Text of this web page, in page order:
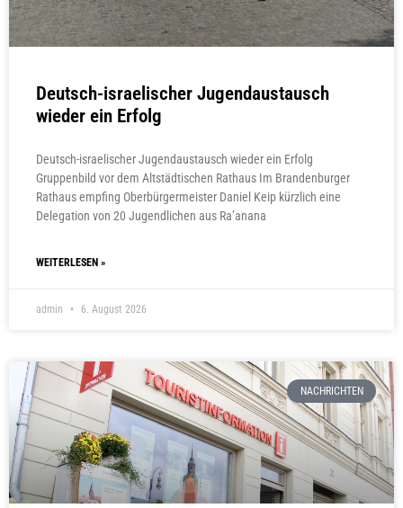
Deutsch-israelischer Jugendaustausch
wieder ein Erfolg
Deutsch-israelischer Jugendaustausch wieder ein Erfolg
Gruppenbild vor dem Altstädtischen Rathaus Im Brandenburger
Rathaus empfing Oberbürgermeister Daniel Keip kürzlich eine
Delegation von 20 Jugendlichen aus Ra’anana
WEITERLESEN »
admin 6. August 2026
NACHRICHTEN